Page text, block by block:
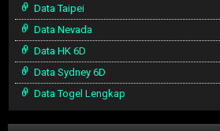
Data Taipei
Data Nevada
Data HK 6D
Data Sydney 6D
Data Togel Lengkap